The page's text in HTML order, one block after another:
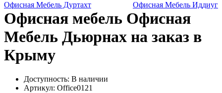
Офисная Мебель Дуртахт Офисная Мебель Иддиуг
Офисная мебель Офисная
Мебель Дьюрнах на заказ в
Крыму
Доступность: В наличии
Артикул: Office0121